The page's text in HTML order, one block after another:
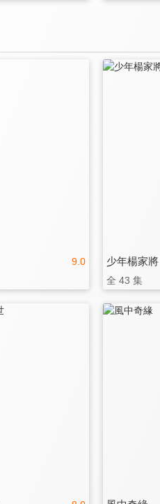
9.0 少年楊家將
全 43 集